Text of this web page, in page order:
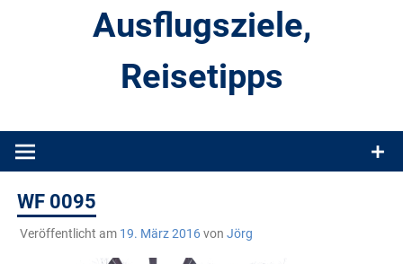
Ausflugsziele,
Reisetipps
Produkttests und Buchrezensionen. Ein Blog für alle, die gern
WF 0095
Veröffentlicht am 19. März 2016von Jörg